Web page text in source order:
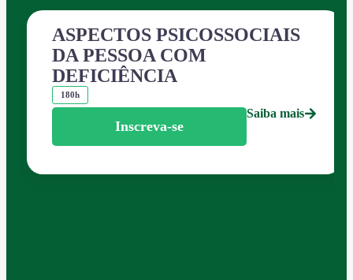
ASPECTOS PSICOSSOCIAIS
DA PESSOA COM
DEFICIÊNCIA
180h
Inscreva-se
Saiba mais